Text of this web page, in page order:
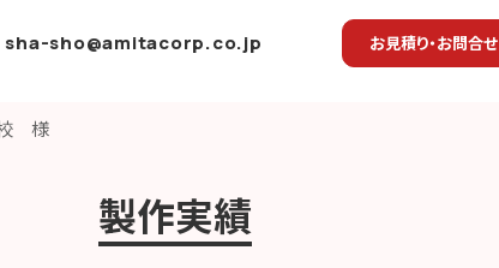
sha-sho@amitacorp.co.jp お見積り・お問合せ
製作実績
校 様